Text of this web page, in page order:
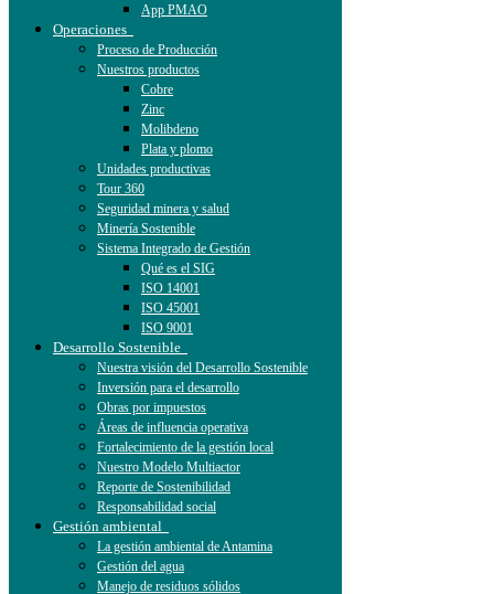
App PMAO
Operaciones
Proceso de Producción
Nuestros productos
Cobre
Zinc
Molibdeno
Plata y plomo
Unidades productivas
Tour 360
Seguridad minera y salud
Minería Sostenible
Sistema Integrado de Gestión
Qué es el SIG
ISO 14001
ISO 45001
ISO 9001
Desarrollo Sostenible
Nuestra visión del Desarrollo Sostenible
Inversión para el desarrollo
Obras por impuestos
Áreas de influencia operativa
Fortalecimiento de la gestión local
Nuestro Modelo Multiactor
Reporte de Sostenibilidad
Responsabilidad social
Gestión ambiental
La gestión ambiental de Antamina
Gestión del agua
Manejo de residuos sólidos